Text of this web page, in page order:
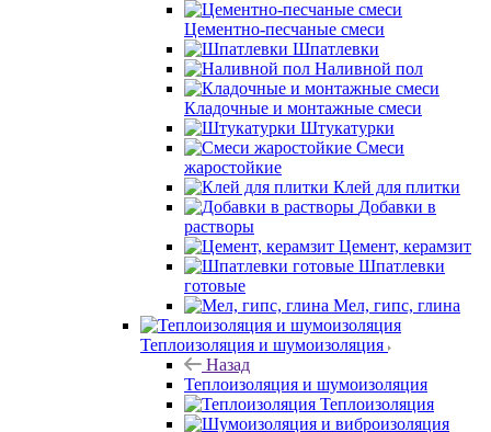
Цементно-песчаные смеси
Шпатлевки
Наливной пол
Кладочные и монтажные смеси
Штукатурки
Смеси
жаростойкие
Клей для плитки
Добавки в
растворы
Цемент, керамзит
Шпатлевки
готовые
Мел, гипс, глина
Теплоизоляция и шумоизоляция
Назад
Теплоизоляция и шумоизоляция
Теплоизоляция